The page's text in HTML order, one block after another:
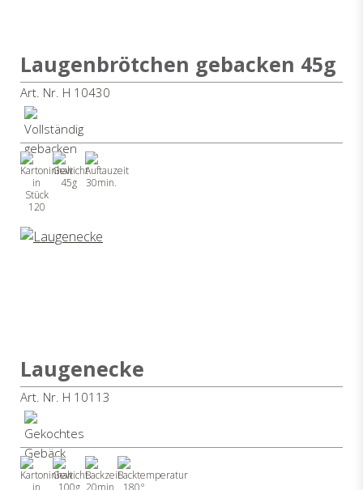
Laugenbrötchen gebacken 45g
Art. Nr. H 10430
120
45g 30min.
Laugenecke
Art. Nr. H 10113
100g 20min. 180°